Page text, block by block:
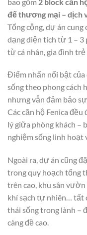
đế thương mại – dịch
Tổng cộng, dự án
dạng diện tích từ 1 – 3
từ cá nhân, gia đình
Điểm nhấn nổi bật của
sống theo phong cách
nhưng vẫn đảm bảo
Các căn hộ Fenica
lý giữa phòng khách –
nghiệm sống linh hoạt
Ngoài ra, dự án cũng
trong quy hoạch tổng
trên cao, khu sân
khí sạch tự nhiên… tất
thái sống trong lành –
càng đề cao.